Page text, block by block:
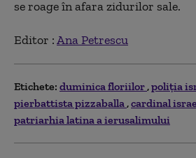
se roage în afara zidurilor sale.
Editor :Ana Petrescu
Etichete: duminica floriilor poliția
pierbattista pizzaballa cardinal
patriarhia latina a ierusalimului